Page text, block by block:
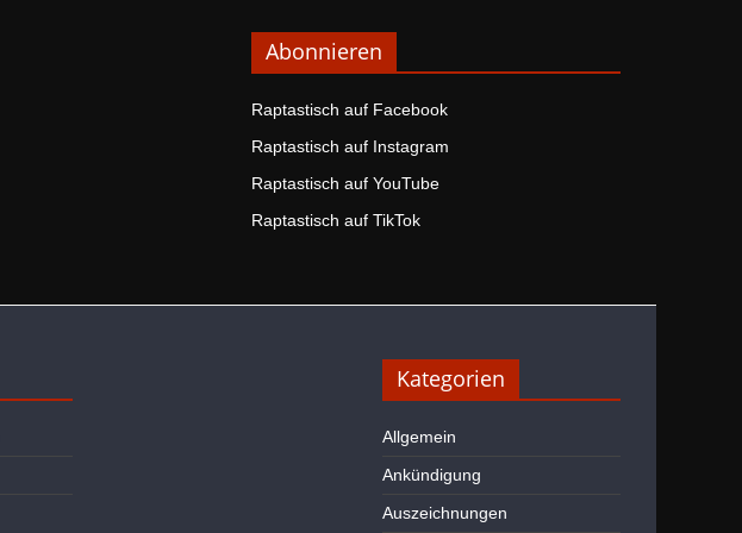
Abonnieren
Raptastisch auf Facebook
Raptastisch auf Instagram
Raptastisch auf YouTube
Raptastisch auf TikTok
Kategorien
Allgemein
Ankündigung
Auszeichnungen